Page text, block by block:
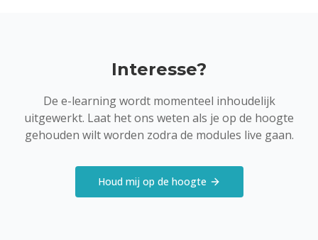
Interesse?
De e-learning wordt momenteel inhoudelijk
uitgewerkt. Laat het ons weten als je op de hoogte
gehouden wilt worden zodra de modules live gaan.
Houd mij op de hoogte